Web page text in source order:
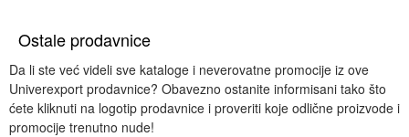
Ostale prodavnice
Da li ste već videli sve kataloge i neverovatne promocije iz ove
Univerexport prodavnice? Obavezno ostanite informisani tako što
ćete kliknuti na logotip prodavnice i proveriti koje odlične proizvode i
promocije trenutno nude!